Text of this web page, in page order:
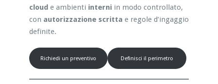
cloude ambienti interniin modo controllato,
con autorizzazione scritta e regole d’ingaggio
definite.
Richiedi un preventivo Definisci il perimetro